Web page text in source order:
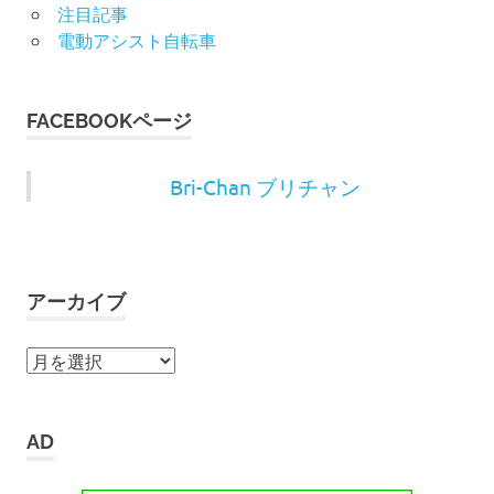
注目記事
電動アシスト自転車
FACEBOOKページ
Bri-Chan ブリチャン
アーカイブ
ア
イ
AD